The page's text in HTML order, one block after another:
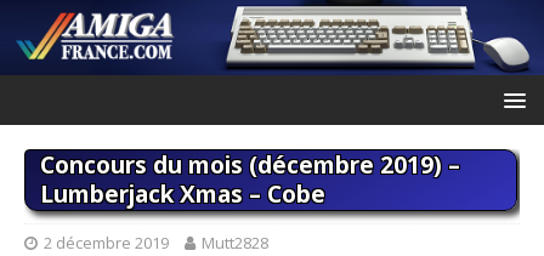
Concours du mois (décembre 2019) –
Lumberjack Xmas – Cobe
2 décembre 2019 Mutt2828